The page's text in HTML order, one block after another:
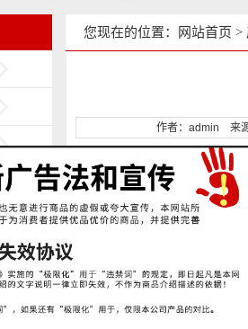
您现在的位置： 网站首页 >
作者：admin 来